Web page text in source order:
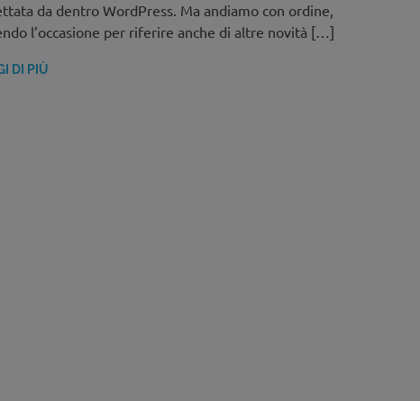
da dentro WordPress. Ma andiamo con ordine,
l’occasione per riferire anche di altre novità […]
DI PIÙ